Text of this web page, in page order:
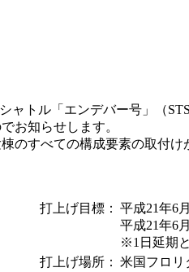
トル「エンデバー号」（
お知らせします。
のすべての構成要素の取付
打上げ目標： 平成21年6
平成21年6
※1日延期
打上げ場所： 米国フロリ